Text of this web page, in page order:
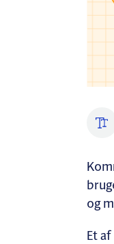
og
Et